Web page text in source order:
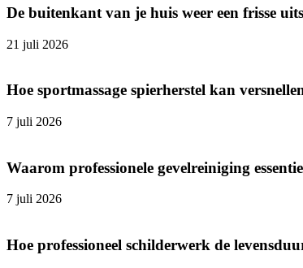
De buitenkant van je huis weer een frisse
21 juli 2026
Hoe sportmassage spierherstel kan
7 juli 2026
Waarom professionele gevelreiniging
7 juli 2026
Hoe professioneel schilderwerk de